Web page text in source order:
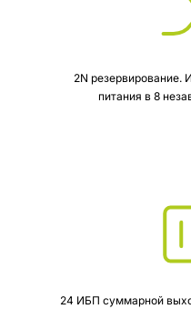
2N резервирование.
питания в 8
24 ИБП суммарной